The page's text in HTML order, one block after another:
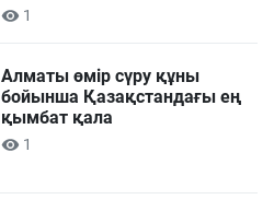
1
Алматы өмір сүру құны
бойынша Қазақстандағы ең
қымбат қала
1